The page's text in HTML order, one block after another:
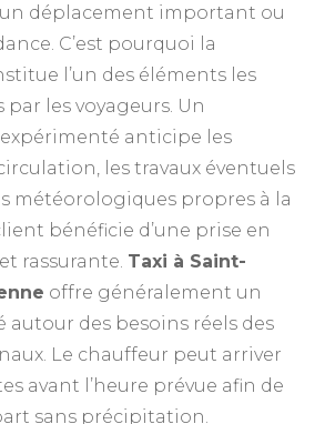
déplacement important ou
C’est pourquoi la
l’un des éléments les
les voyageurs. Un
anticipe les
les travaux éventuels
météorologiques propres à la
bénéficie d’une prise en
rassurante. Taxi à Saint-
offre généralement un
autour des besoins réels des
Le chauffeur peut arriver
avant l’heure prévue afin de
sans précipitation.